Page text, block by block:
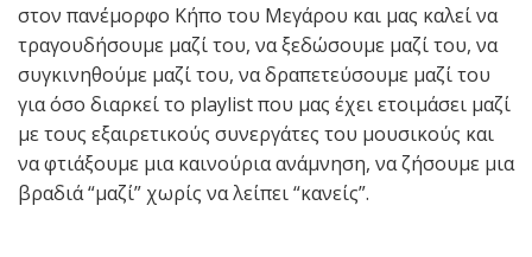
στον πανέμορφο Κήπο του Μεγάρου και μας καλεί να
τραγουδήσουμε μαζί του, να ξεδώσουμε μαζί του, να
συγκινηθούμε μαζί του, να δραπετεύσουμε μαζί του
για όσο διαρκεί το playlist που μας έχει ετοιμάσει μαζί
με τους εξαιρετικούς συνεργάτες του μουσικούς και
να φτιάξουμε μια καινούρια ανάμνηση, να ζήσουμε μια
βραδιά “μαζί” χωρίς να λείπει “κανείς”.